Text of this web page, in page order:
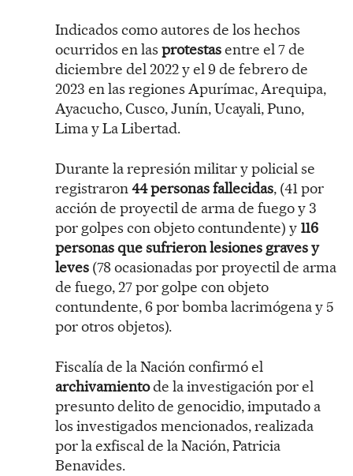
Indicados como autores de los hechos
ocurridos en las protestasentre el 7 de
diciembre del 2022 y el 9 de febrero de
2023 en las regiones Apurímac, Arequipa,
Ayacucho, Cusco, Junín, Ucayali, Puno,
Lima y La Libertad.
Durante la represión militar y policial se
registraron44 personas fallecidas, (41 por
acción de proyectil de arma de fuego y 3
por golpes con objeto contundente) y 116
personas que sufrieron lesiones graves y
leves (78 ocasionadas por proyectil de arma
de fuego, 27 por golpe con objeto
contundente, 6 por bomba lacrimógena y 5
por otros objetos).
Fiscalía de la Nación confirmó el
archivamientode la investigación por el
presunto delito de genocidio, imputado a
los investigados mencionados, realizada
por la exfiscal de la Nación, Patricia
Benavides.